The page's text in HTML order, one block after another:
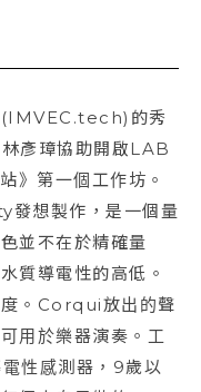
(IMVEC.tech)的秀
彥璋協助開啟LAB
第一個工作坊。
想製作，是一個量
並不在於精確量
質導電性的高低。
。Corqui放出的聲
用於樂器演奏。工
性感測器，9歲以